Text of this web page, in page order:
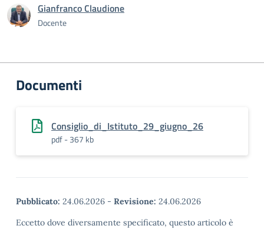
Gianfranco Claudione
Docente
Documenti
Consiglio_di_Istituto_29_giugno_26
pdf - 367 kb
Pubblicato: 24.06.2026 - Revisione: 24.06.2026
Eccetto dove diversamente specificato, questo articolo è